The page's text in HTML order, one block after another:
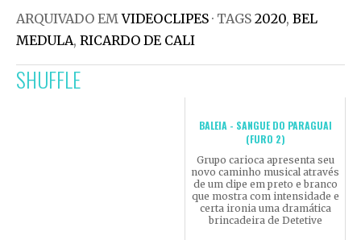
ARQUIVADO EMVIDEOCLIPES · TAGS 2020, BEL
MEDULA, RICARDO DE CALI
SHUFFLE
BALEIA - SANGUE DO PARAGUAI
(FURO 2)
Grupo carioca apresenta seu
novo caminho musical através
de um clipe em preto e branco
que mostra com intensidade e
certa ironia uma dramática
brincadeira de Detetive